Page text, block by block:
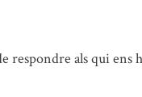
respondre als qui ens